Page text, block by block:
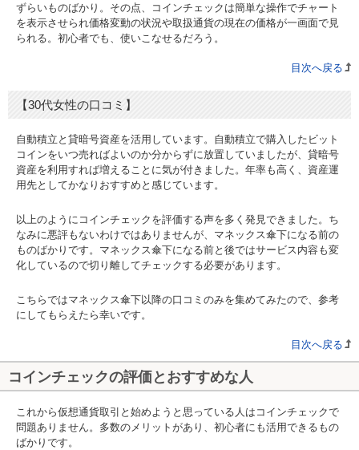
ずらいものばかり。その点、コインチェックは簡単な操作でチャート
を表示させられ価格変動の状況や取扱通貨の現在の価格が一画面で見
られる。初心者でも、使いこなせるだろう。
目次へ戻る
【30代女性の口コミ】
自動積立と貸暗号資産を活用しています。自動積立で購入したビット
コインをいつ売ればよいのか分からずに放置していましたが、貸暗号
資産を利用すれば増えることに気が付きました。年率も高く、資産運
用先としてかなりおすすめと感じています。
以上のようにコインチェックを評価する声を多く発見できました。ち
なみに悪評もないわけではありませんが、マネックス傘下になる前の
ものばかりです。マネックス傘下になる前と後ではサービス内容も変
化しているので切り離してチェックする必要があります。
こちらではマネックス傘下以降の口コミのみを集めてみたので、参考
にしてもらえたら幸いです。
目次へ戻る
コインチェックの評価とおすすめな人
これから仮想通貨取引と始めようと思っている人はコインチェックで
問題ありません。多数のメリットがあり、初心者にも活用できるもの
ばかりです。